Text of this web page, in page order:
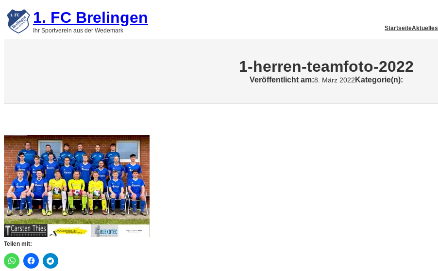
Zum
Inhalt
springen1. FC Brelingen
Ihr Sportverein aus der Wedemark StartseiteAktuelles
1-herren-teamfoto-2022
Veröffentlicht am:8. März 2022 Kategorie(n):
Teilen mit: